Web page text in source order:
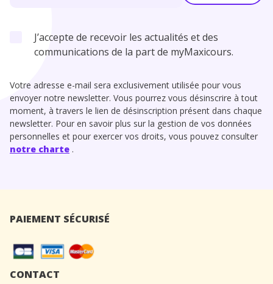
J’accepte de recevoir les actualités et des
communications de la part de myMaxicours.
Votre adresse e-mail sera exclusivement utilisée pour vous
envoyer notre newsletter. Vous pourrez vous désinscrire à tout
moment, à travers le lien de désinscription présent dans chaque
newsletter. Pour en savoir plus sur la gestion de vos données
personnelles et pour exercer vos droits, vous pouvez consulter
notre charte .
PAIEMENT SÉCURISÉ
CONTACT